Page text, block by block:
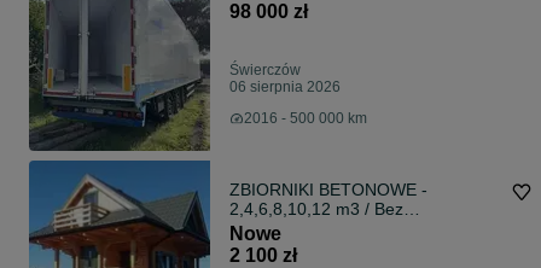
98 000 zł
Świerczów
06 sierpnia 2026
2016 - 500 000 km
ZBIORNIKI BETONOWE -
2,4,6,8,10,12 m3 / Bez
Pośredników
Nowe
2 100 zł